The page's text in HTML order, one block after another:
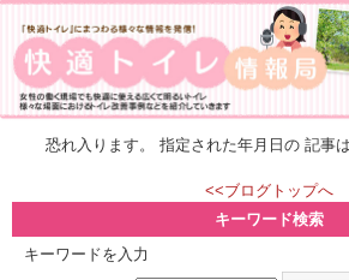
恐れ入ります。 指定された年月日の 記事
<<ブログトップへ
キーワード検索
キーワードを入力